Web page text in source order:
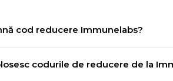
cod reducere Immunelabs?
codurile de reducere de la